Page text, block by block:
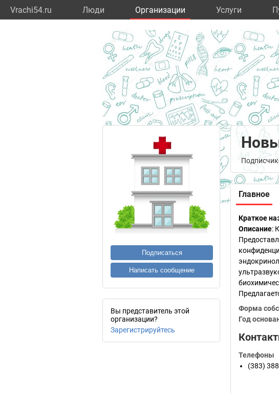
Vrachi54.ru Люди Организации Услуги
Подписаться
Написать сообщение
Вы представитель этой
организации?
Зарегистрируйтесь
Главное
Краткое
Описание:
Форма
Год
Телефоны
(383)